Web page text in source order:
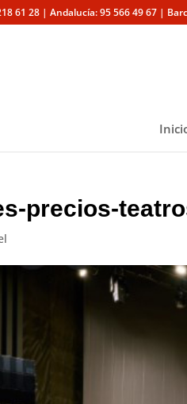
61 28 | Andalucía: 95 566 49 67 |
precios-